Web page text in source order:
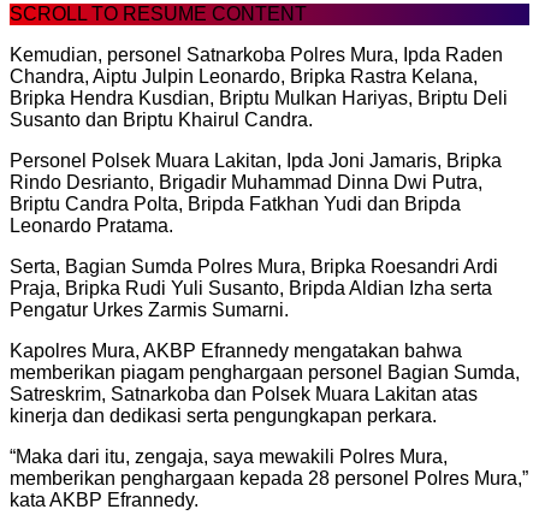
SCROLL TO RESUME CONTENT
Kemudian, personel Satnarkoba Polres Mura, Ipda Raden
Chandra, Aiptu Julpin Leonardo, Bripka Rastra Kelana,
Bripka Hendra Kusdian, Briptu Mulkan Hariyas, Briptu Deli
Susanto dan Briptu Khairul Candra.
Personel Polsek Muara Lakitan, Ipda Joni Jamaris, Bripka
Rindo Desrianto, Brigadir Muhammad Dinna Dwi Putra,
Briptu Candra Polta, Bripda Fatkhan Yudi dan Bripda
Leonardo Pratama.
Serta, Bagian Sumda Polres Mura, Bripka Roesandri Ardi
Praja, Bripka Rudi Yuli Susanto, Bripda Aldian Izha serta
Pengatur Urkes Zarmis Sumarni.
Kapolres Mura, AKBP Efrannedy mengatakan bahwa
memberikan piagam penghargaan personel Bagian Sumda,
Satreskrim, Satnarkoba dan Polsek Muara Lakitan atas
kinerja dan dedikasi serta pengungkapan perkara.
“Maka dari itu, zengaja, saya mewakili Polres Mura,
memberikan penghargaan kepada 28 personel Polres Mura,”
kata AKBP Efrannedy.